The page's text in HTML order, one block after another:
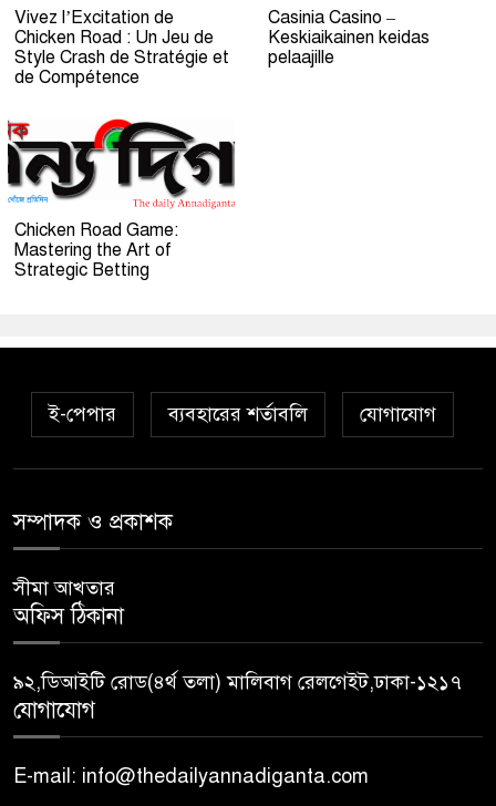
Vivez l’Excitation de
Chicken Road : Un Jeu de
Style Crash de Stratégie et
de Compétence
Casinia Casino –
Keskiaikainen keidas
pelaajille
Chicken Road Game:
Mastering the Art of
Strategic Betting
ই-পেপার ব্যবহারের শর্তাবলি যোগাযোগ
সম্পাদক ও প্রকাশক
সীমা আখতার
অফিস ঠিকানা
৯২,ডিআইটি রোড(৪র্থ তলা) মালিবাগ রেলগেইট,ঢাকা-১২১৭
যোগাযোগ
E-mail: info@thedailyannadiganta.com